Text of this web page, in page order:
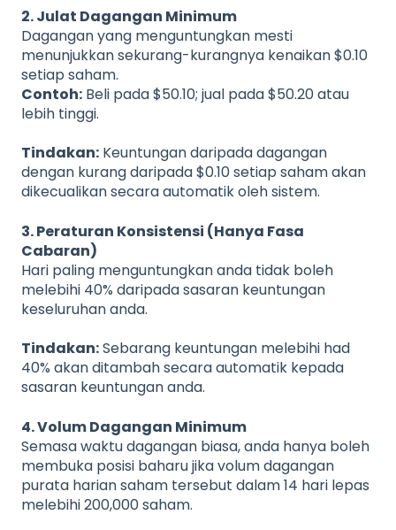
2. Julat Dagangan Minimum
Dagangan yang menguntungkan mesti
menunjukkan sekurang-kurangnya kenaikan $0.10
setiap saham.
Contoh: Beli pada $50.10; jual pada $50.20 atau
lebih tinggi.
Tindakan: Keuntungan daripada dagangan
dengan kurang daripada $0.10 setiap saham akan
dikecualikan secara automatik oleh sistem.
3. Peraturan Konsistensi (Hanya Fasa
Cabaran)
Hari paling menguntungkan anda tidak boleh
melebihi 40% daripada sasaran keuntungan
keseluruhan anda.
Tindakan:Sebarang keuntungan melebihi had
40% akan ditambah secara automatik kepada
sasaran keuntungan anda.
4. Volum Dagangan Minimum
Semasa waktu dagangan biasa, anda hanya boleh
membuka posisi baharu jika volum dagangan
purata harian saham tersebut dalam 14 hari lepas
melebihi 200,000 saham.